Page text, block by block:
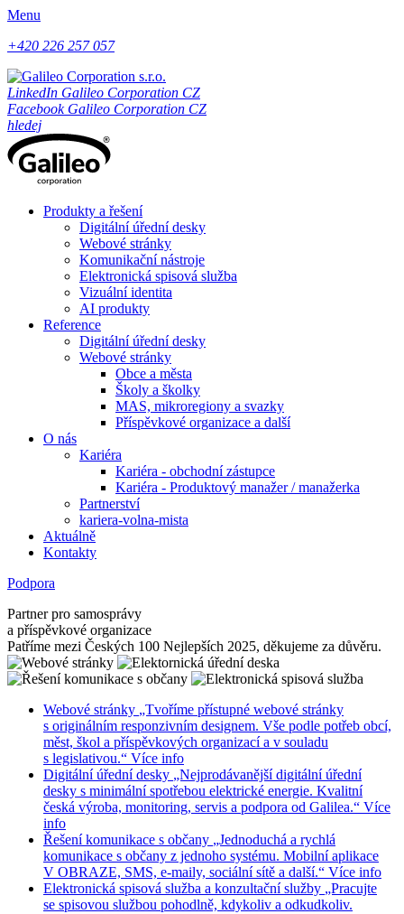
Menu
+420 226 257 057
LinkedIn Galileo Corporation CZ
Facebook Galileo Corporation CZ
hledej
Produkty a řešení
Digitální úřední desky
Webové stránky
Komunikační nástroje
Elektronická spisová služba
Vizuální identita
AI produkty
Reference
Digitální úřední desky
Webové stránky
Obce a města
Školy a školky
MAS, mikroregiony a svazky
Příspěvkové organizace a další
O nás
Kariéra
Kariéra - obchodní zástupce
Kariéra - Produktový manažer / manažerka
Partnerství
kariera-volna-mista
Aktuálně
Kontakty
Podpora
Partner pro samosprávy
a příspěvkové organizace
Patříme mezi Českých 100 Nejlepších 2025, děkujeme za důvěru.
Webové stránky „Tvoříme přístupné webové stránky
s originálním responzivním designem. Vše podle potřeb obcí,
měst, škol a příspěvkových organizací a v souladu
s legislativou.“ Více info
Digitální úřední desky „Nejprodávanější digitální úřední
desky s minimální spotřebou elektrické energie. Kvalitní
česká výroba, monitoring, servis a podpora od Galilea.“ Více
info
Řešení komunikace s občany „Jednoduchá a rychlá
komunikace s občany z jednoho systému. Mobilní aplikace
V OBRAZE, SMS, e-maily, sociální sítě a další.“ Více info
Elektronická spisová služba a konzultační služby „Pracujte
se spisovou službou pohodlně, kdykoliv a odkudkoliv.